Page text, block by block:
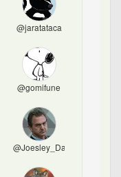
@jaratataca
@gomifune
@Joesley_Day